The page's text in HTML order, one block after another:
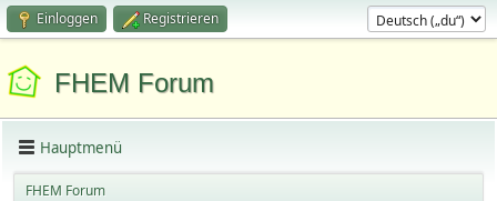
Einloggen Registrieren
FHEM Forum
Hauptmenü
FHEM Forum